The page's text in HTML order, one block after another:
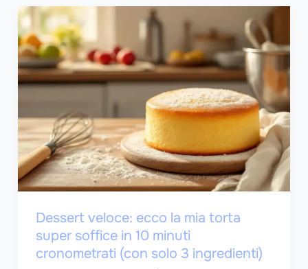
Dessert veloce: ecco la mia torta
super soffice in 10 minuti
cronometrati (con solo 3 ingredienti)